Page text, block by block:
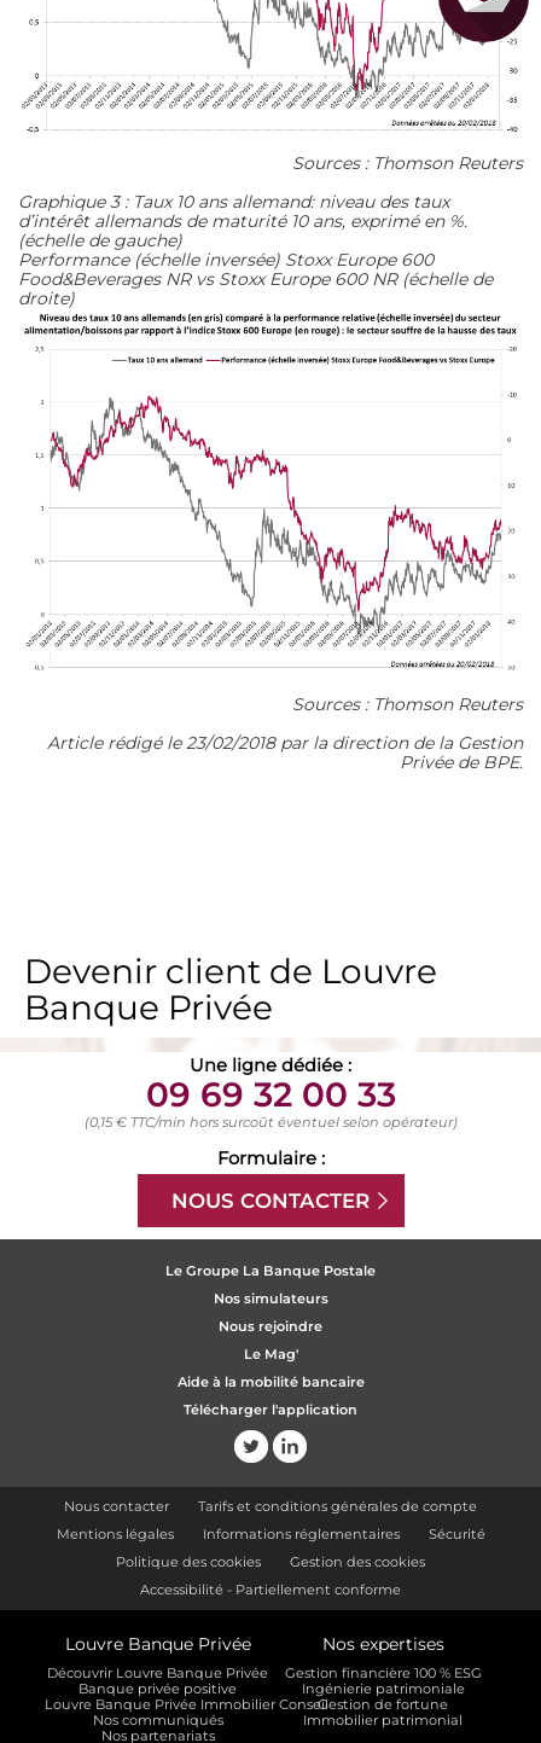
Sources : Thomson Reuters
Graphique 3 : Taux 10 ans allemand: niveau des taux
d’intérêt allemands de maturité 10 ans, exprimé en %.
(échelle de gauche)
Performance (échelle inversée) Stoxx Europe 600
Food&Beverages NR vs Stoxx Europe 600 NR (échelle de
droite)
Sources : Thomson Reuters
Article rédigé le 23/02/2018 par la direction de la Gestion
Privée de BPE.
Devenir client de Louvre
Banque Privée
Une ligne dédiée :
09 69 32 00 33
(0,15 € TTC/min hors surcoût éventuel selon opérateur)
Formulaire :
NOUS CONTACTER
Le Groupe La Banque Postale
Nos simulateurs
Nous rejoindre
Le Mag'
Aide à la mobilité bancaire
Télécharger l'application
Nous contacter
Tarifs et conditions générales de compte
Mentions légales
Informations réglementaires
Sécurité
Politique des cookies
Gestion des cookies
Accessibilité - Partiellement conforme
Louvre Banque Privée
Découvrir Louvre Banque Privée
Banque privée positive
Louvre Banque Privée Immobilier Conseil
Nos communiqués
Nos partenariats
Nos expertises
Gestion financière 100 % ESG
Ingénierie patrimoniale
Gestion de fortune
Immobilier patrimonial